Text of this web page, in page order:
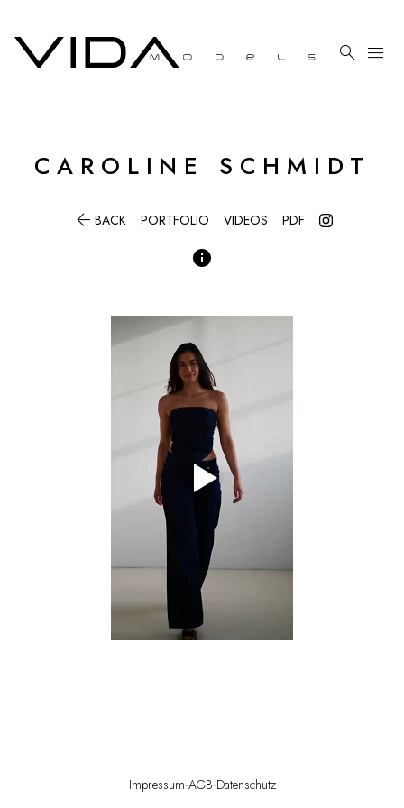
 menu
CAROLINE SCHMIDT
 BACK PORTFOLIO VIDEOS PDF
Impressum·AGB·Datenschutz